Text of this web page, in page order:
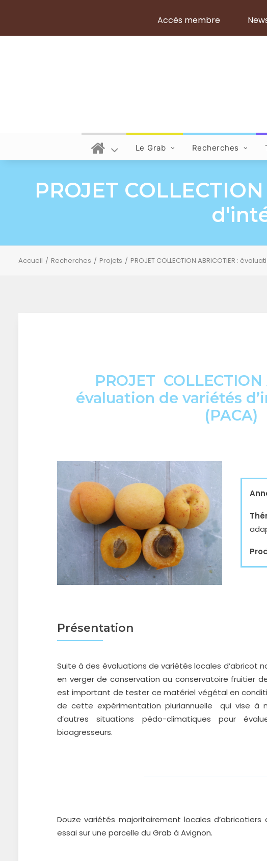
Accès membre
Le Grab Recherches
PROJET
Accueil Recherches Projets PROJET COLLECTION ABRICOTIER :
PROJET COLLECTION
évaluation de variétés
(PACA)
Présentation
Suite à des évaluations de variétés locales d’abricot
en verger de conservation au conservatoire fruitier
est important de tester ce matériel végétal en
de cette expérimentation pluriannuelle qui vise à
d’autres situations pédo-climatiques pour
bioagresseurs.
Douze variétés majoritairement locales
essai sur une parcelle du Grab à Avignon.